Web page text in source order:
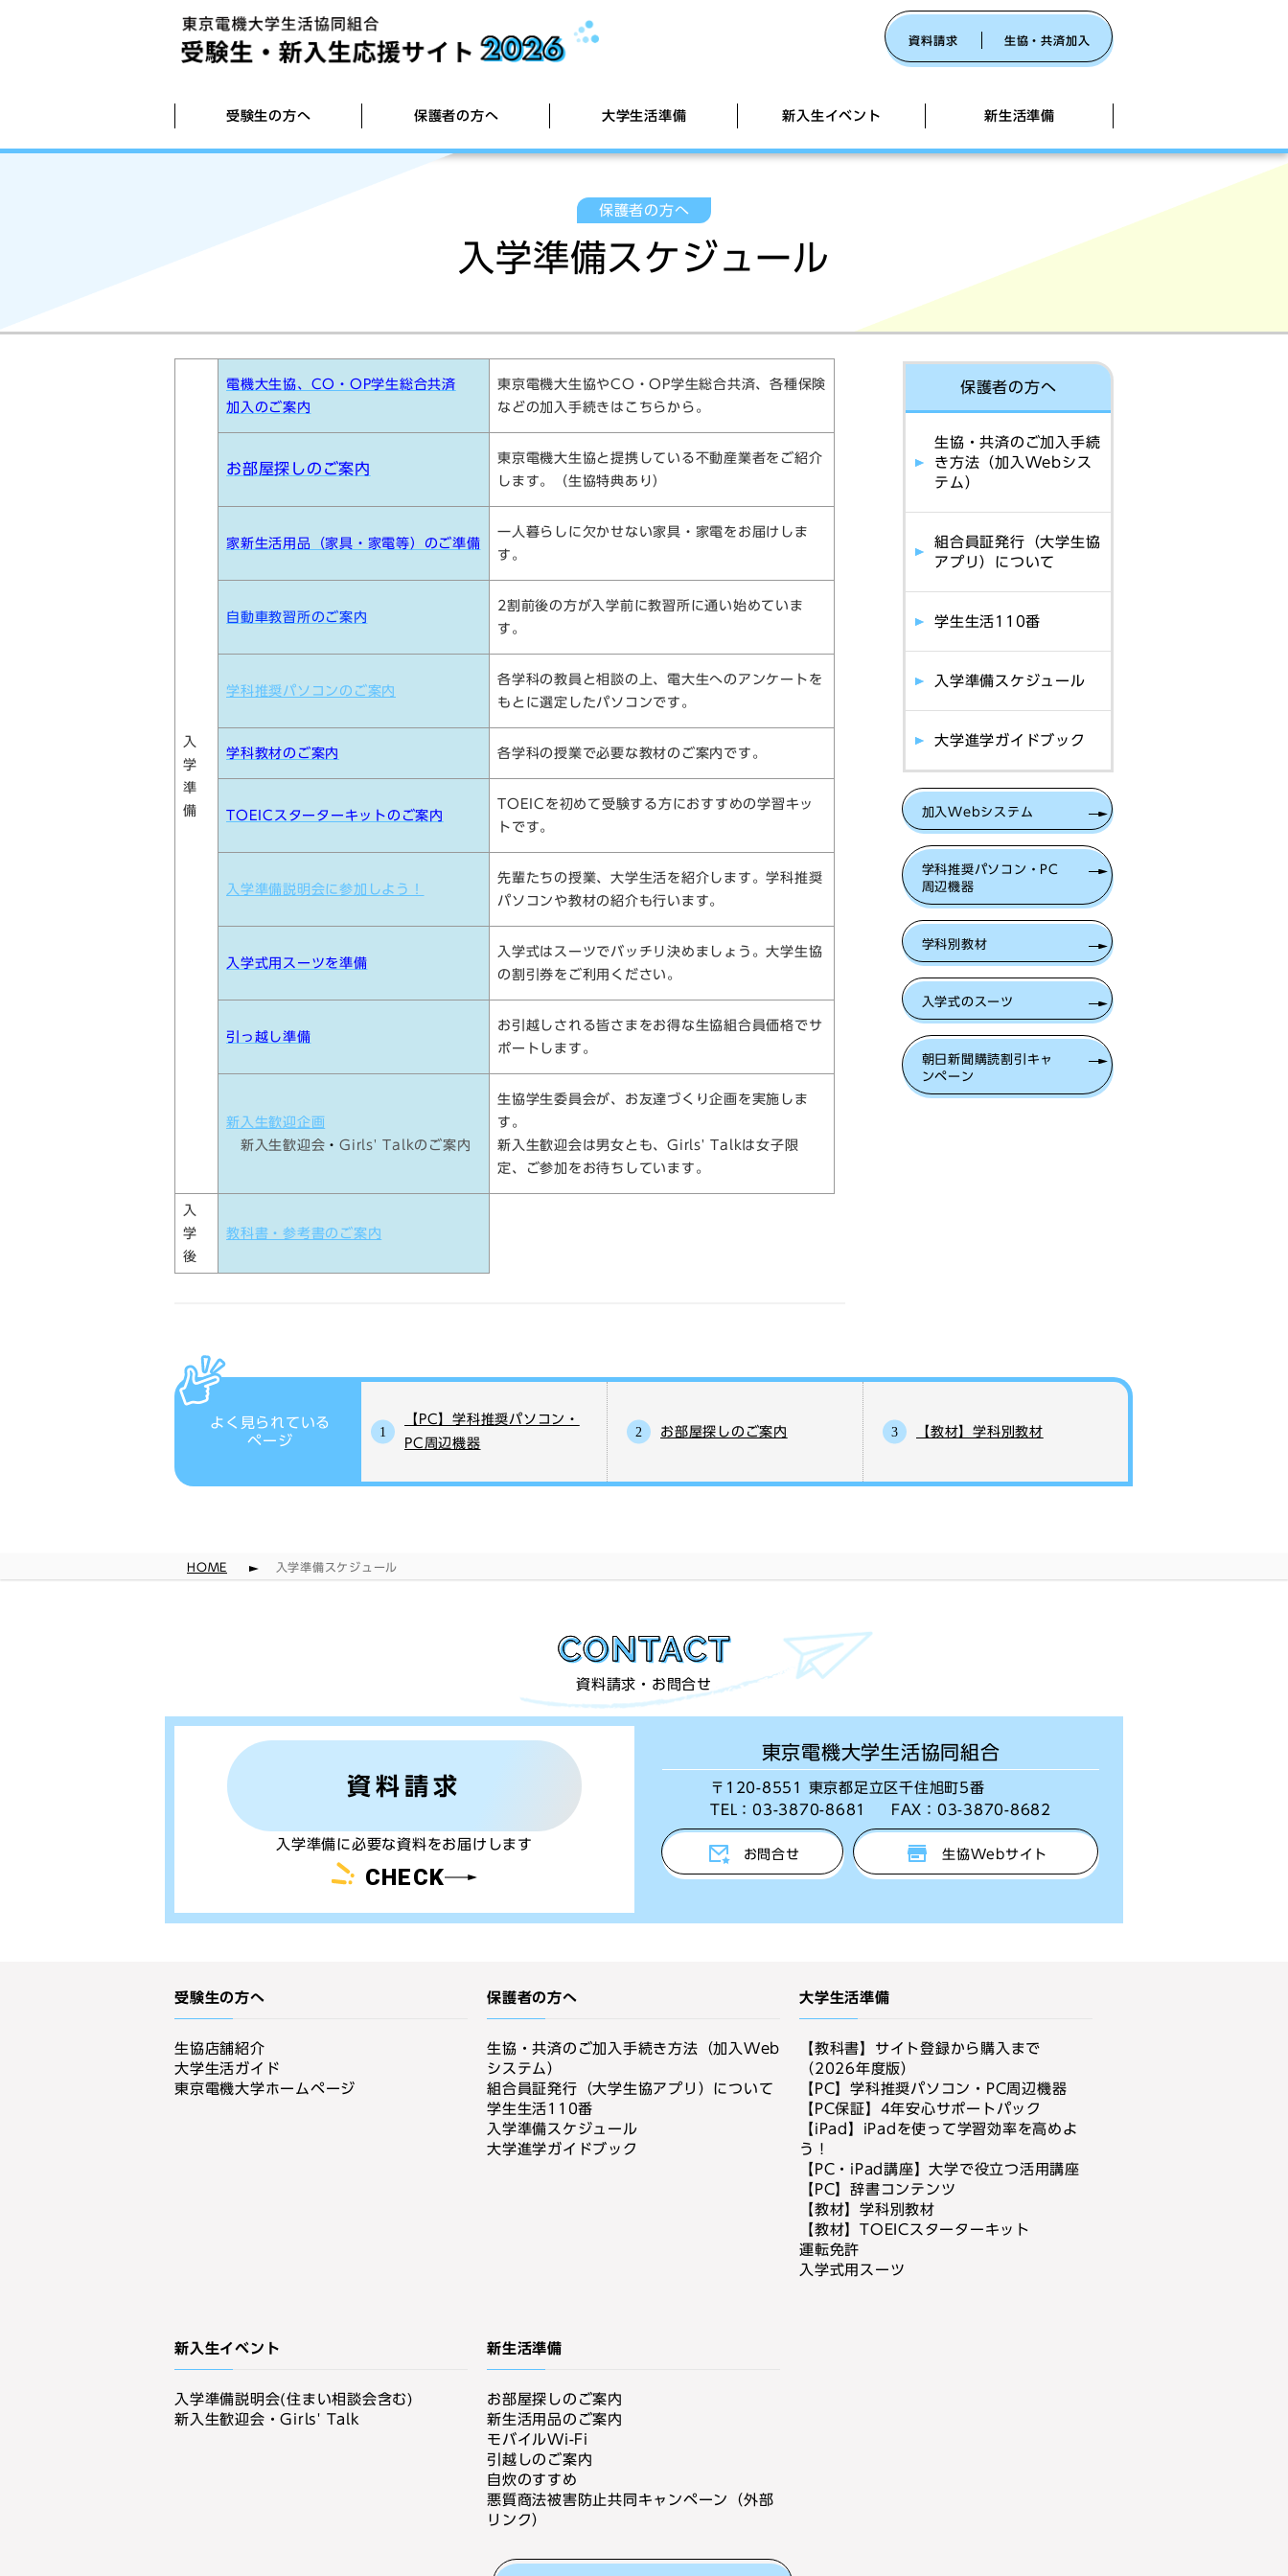
資料請求 生協・共済加入
受験生の方へ
大学生活ガイド 東京電機大学ホームページ
保護者の方へ
組合員証発行（大学生協アプリ）について 学生生活110番
大学生活準備
【PC】学科推奨パソコン・PC周辺機器 【PC保証】4年安心サポートパック
【PC】辞書コンテンツ
入学式用スーツ
新入生イベント
新入生歓迎会・Girls' Talk
新生活準備
新生活用品のご案内 モバイルWi-Fi
悪質商法被害防止共同キャンペーン（外部リン
保護者の方へ
入学準備スケジュール
入
学
準
備
電機大生協、CO・OP学生総合共済
加入のご案内
東京電機大生協やCO・OP学生総合共済、各種保険
などの加入手続きはこちらから。
お部屋探しのご案内
東京電機大生協と提携している不動産業者をご紹介
します。（生協特典あり）
家新生活用品（家具・家電等）のご準備
一人暮らし に欠かせない家具・家電をお届けしま
す。
自動車教習所のご案内
2割前後の方が入学前に教習所に通い始めていま
す。
学科推奨パソコンのご案内
各学科の教員と相談の上、電大生へのアンケートを
もとに選定したパソコンです。
学科教材のご案内 各学科の授業で必要な教材のご案内です。
TOEICスターターキットのご案内
TOEICを初めて受験する方におすすめの学習キッ
トです。
入学準備説明会に参加しよう！
先輩たちの授業、大学生活を紹介します。学科推奨
パソコンや教材の紹介も行います。
入学式用スーツを準備
入学式はスーツでバッチリ決めましょう。大学生協
の割引券をご利用ください。
引っ越し準備
お引越しされる皆さまをお得な生協組合員価格でサ
ポートします。
新入生歓迎企画
新入生歓迎会 ・ Girls' Talkのご案内
生協学生委員会が、お友達づくり企画を実施しま
す。
新入生歓迎会は男女とも、Girls' Talkは女子限
定、ご参加をお待ちしています。
入
学
後
教科書・参考書のご案内
保護者の方へ
生協・共済のご加入手続
き方法（加入Webシス
テム）
組合員証発行（大学生協
アプリ）について
学生生活110番
入学準備スケジュール
大学進学ガイドブック
加入Webシステム
学科推奨パソコン・PC
周辺機器
学科別教材
入学式のスーツ
朝日新聞購読割引キャ
ンペーン
よく見られている
ページ
【PC】学科推奨パソコン・
PC周辺機器
お部屋探しのご案内 【教材】学科別教材
HOME 入学準備スケジュール
資料請求・お問合せ
資料請求
入学準備に必要な資料をお届けします
CHECK
東京電機大学生活協同組合
〒120-8551 東京都足立区千住旭町5番
TEL： 03-3870-8681 FAX： 03-3870-8682
お問合せ 生協Webサイト
受験生の方へ
生協店舗紹介
大学生活ガイド
東京電機大学ホームページ
保護者の方へ
生協・共済のご加入手続き方法（加入Web
システム）
組合員証発行（大学生協アプリ）について
学生生活110番
入学準備スケジュール
大学進学ガイドブック
大学生活準備
【教科書】サイト登録から購入まで
（2026年度版）
【PC】学科推奨パソコン・PC周辺機器
【PC保証】4年安心サポートパック
【iPad】iPadを使って学習効率を高めよ
う！
【PC・iPad講座】大学で役立つ活用講座
【PC】辞書コンテンツ
【教材】学科別教材
【教材】TOEICスターターキット
運転免許
入学式用スーツ
新入生イベント
入学準備説明会(住まい相談会含む)
新入生歓迎会・Girls' Talk
新生活準備
お部屋探しのご案内
新生活用品のご案内
モバイルWi-Fi
引越しのご案内
自炊のすすめ
悪質商法被害防止共同キャンペーン（外部
リンク）